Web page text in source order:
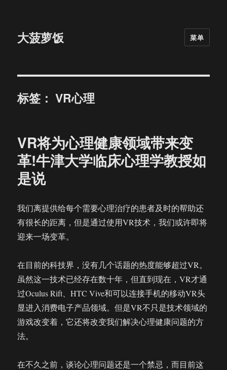
大菠萝饭 菜单
标签：VR心理
VR将为心理健康领域带来变
革!牛津大学临床心理学教授如
是说
我们离提供给每个需要心理治疗的患者及时的帮助还
有很长的距离，但是通过使用VR技术，我们或许即将
迎来一场变革。
在目前的科技界，没有几个话题的热度能够超过VR。
虽然这一技术已经存在数十年，但直到现在，VR才通
过Oculus Rift、HTC Vive和可以连接手机的移动VR头
显进入消费电子产品领域。但是VR不只是技术领域的
游戏改变着，它还将改变我们解决心理健康问题的方
法。
在不久之前，谈论心理问题还是一个禁忌，而目前这